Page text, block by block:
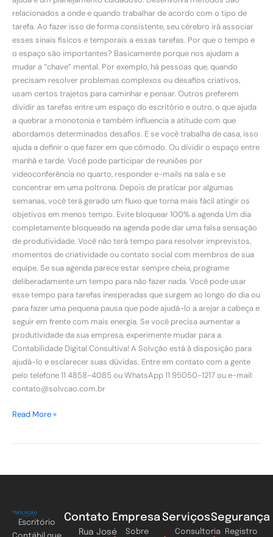
relacionados a onde e quando trabalhar de acordo com o tipo de
tarefa. Ao fazer isso de forma consistente, seu cérebro irá associar
esses sinais físicos e temporais a essas tarefas. Por que o tempo e
o espaço são importantes? Basicamente porque nos ajudam a
mudar a “chave” mental. Por exemplo, há pessoas que, quando
precisam resolver problemas complexos ou desafios criativos,
usam certos trajetos para caminhar e pensar. Outros preferem
dividir as tarefas entre um espaço do escritório e outro, o que ajuda
a quebrar a monotonia e também influencia a atitude com que
abordamos determinados desafios. E se você trabalha de casa, isso
ajuda a definir o que fazer em que cômodo. Ou dividir o espaço entre
manhã e tarde. Você pode participar de reuniões por
videoconferência no quarto, responder e-mails na sala e se
concentrar em uma poltrona. Depois de praticar por algumas
semanas, você terá gerado um fluxo que torna mais fácil atingir os
objetivos em menos tempo. Evite bloquear 100% a agenda Um dia
completamente bloqueado na agenda pode dar uma falsa sensação
de produtividade. Você não terá tempo para resolver imprevistos,
momentos de criatividade ou contato social com membros de sua
equipe. Se sua agenda parece estar sempre cheia, programe
deliberadamente um tempo para não fazer nada. Você pode usar
esse tempo para tarefas inesperadas que surgem ao longo do dia ou
para fazer uma pequena pausa que pode ajudá-lo a arejar a cabeça e
seguir em frente com mais energia. Se você precisa aumentar a
produtividade da sua empresa, experimente mudar para a
Contabilidade Digital Consultiva! A Solvção está à disposição para
ajudá-lo e esclarecer suas dúvidas. Entre em contato com a gente
pelo telefone 11 4858-4085 ou WhatsApp 11 95050-1217 ou e-mail:
contato@solvcao.com.br
Read More »
Escritório
Contato
Rua José
Empresa
Sobre
Serviços
Consultoria
Segurança
Registro